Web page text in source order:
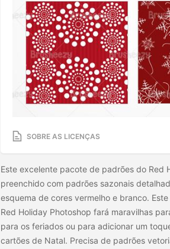
SOBRE AS LICENÇAS
Este excelente pacote de padrões do Red
preenchido com padrões sazonais
esquema de cores vermelho e branco.
Red Holiday Photoshop fará maravilhas
para os feriados ou para adicionar um
cartões de Natal. Precisa de padrões